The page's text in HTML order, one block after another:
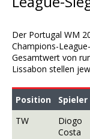
Der Portugal WM
Champions-
Gesamtwert von
Lissabon stellen
Position Spieler
TW
Diogo
Costa